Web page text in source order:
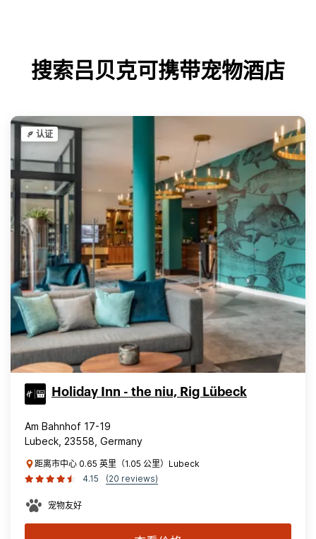
搜索吕贝克可携带宠物酒店
认证
Holiday Inn - the niu, Rig Lübeck
Am Bahnhof 17-19
Lubeck, 23558, Germany
距离市中心 0.65 英里（1.05 公里）Lubeck
4.15
(20 reviews)
宠物友好